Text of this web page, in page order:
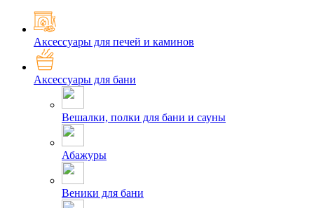
Аксессуары для печей и каминов
Аксессуары для бани
Вешалки, полки для бани и сауны
Абажуры
Веники для бани